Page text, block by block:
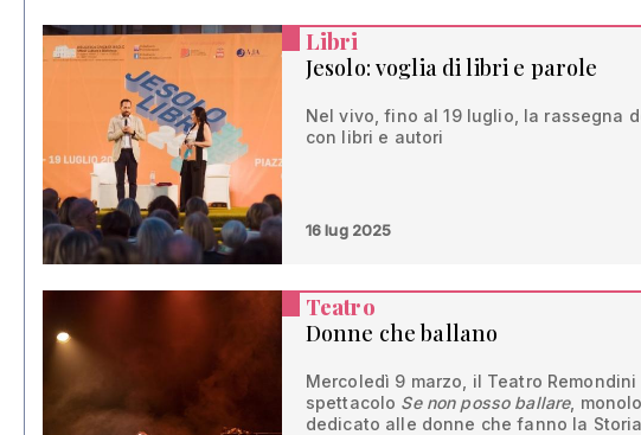
Libri
Jesolo: voglia di libri e parole
Nel vivo, fino al 19 luglio, la rassegna
con libri e autori
16 lug 2025
Teatro
Donne che ballano
Mercoledì 9 marzo, il Teatro
spettacolo Se non posso ballare,
dedicato alle donne che fanno la Storia